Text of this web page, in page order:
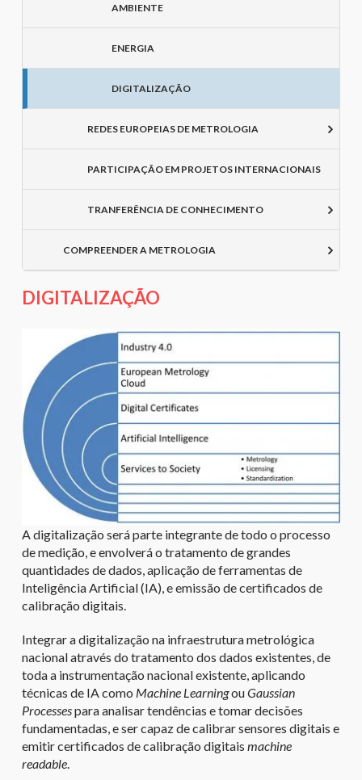
AMBIENTE
ENERGIA
DIGITALIZAÇÃO
REDES EUROPEIAS DE METROLOGIA
PARTICIPAÇÃO EM PROJETOS INTERNACIONAIS
TRANFERÊNCIA DE CONHECIMENTO
COMPREENDER A METROLOGIA
DIGITALIZAÇÃO
A digitalização será parte integrante de todo o processo
de medição, e envolverá o tratamento de grandes
quantidades de dados, aplicação de ferramentas de
Inteligência Artificial (IA), e emissão de certificados de
calibração digitais.
Integrar a digitalização na infraestrutura metrológica
nacional através do tratamento dos dados existentes, de
toda a instrumentação nacional existente, aplicando
técnicas de IA como Machine LearningouGaussian
Processespara analisar tendências e tomar decisões
fundamentadas, e ser capaz de calibrar sensores digitais e
emitir certificados de calibração digitais machine
readable.